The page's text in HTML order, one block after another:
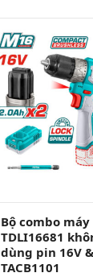
Bộ combo
TDLI16681
dùng pin 16V
TACB1101